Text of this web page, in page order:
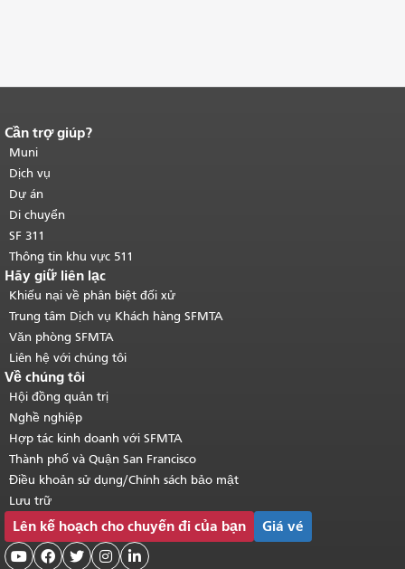
Kết thúc nội dung trang.
của trang này được lặp lại trên mọi
trang.Quay lại đầu trang nội dung
chính.
Cần trợ giúp?
Muni
Dịch vụ
Dự án
Di chuyển
SF 311
Thông tin khu vực 511
Hãy giữ liên lạc
Khiếu nại về phân biệt đối xử
Trung tâm Dịch vụ Khách hàng SFMTA
Văn phòng SFMTA
Liên hệ với chúng tôi
Về chúng tôi
Hội đồng quản trị
Nghề nghiệp
Hợp tác kinh doanh với SFMTA
Thành phố và Quận San Francisco
Điều khoản sử dụng/Chính sách bảo mật
Lưu trữ
Lên kế hoạch cho chuyến đi của bạn Giá vé
    